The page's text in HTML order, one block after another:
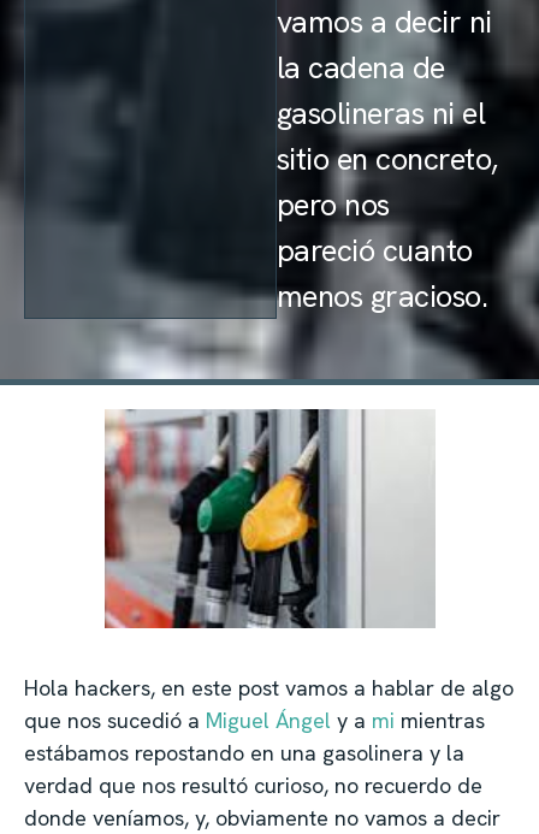
vamos a decir ni
la cadena de
gasolineras ni el
sitio en concreto,
pero nos
pareció cuanto
menos gracioso.
Hola hackers, en este post vamos a hablar de algo
que nos sucedió a Miguel Ángel y a mi mientras
estábamos repostando en una gasolinera y la
verdad que nos resultó curioso, no recuerdo de
donde veníamos, y, obviamente no vamos a decir